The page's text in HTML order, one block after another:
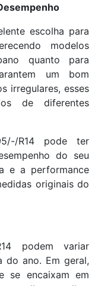
escolha para
modelos
quanto para
um bom
irregulares, esses
de diferentes
R14 pode ter
do seu
e a performance
originais do
podem variar
do ano. Em geral,
se encaixam em